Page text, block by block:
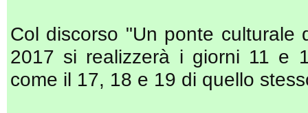
Col discorso "Un ponte culturale
2017 si realizzerà i giorni 11 e
come il 17, 18 e 19 di quello